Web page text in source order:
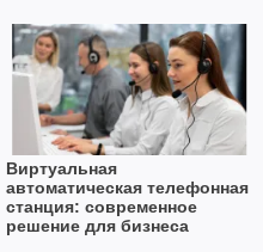
Виртуальная
автоматическая телефонная
станция: современное
решение для бизнеса